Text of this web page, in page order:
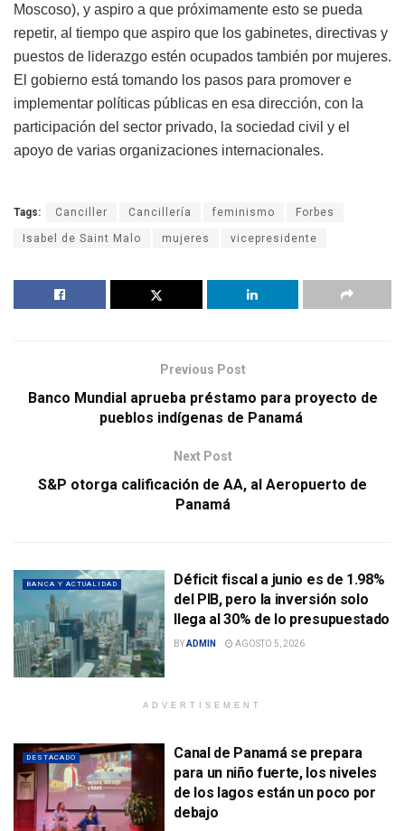
Moscoso), y aspiro a que próximamente esto se pueda
repetir, al tiempo que aspiro que los gabinetes, directivas y
puestos de liderazgo estén ocupados también por mujeres.
El gobierno está tomando los pasos para promover e
implementar políticas públicas en esa dirección, con la
participación del sector privado, la sociedad civil y el
apoyo de varias organizaciones internacionales.
Tags: Canciller Cancillería feminismo Forbes
Isabel de Saint Malo mujeres vicepresidente
Previous Post
Banco Mundial aprueba préstamo para proyecto de
pueblos indígenas de Panamá
Next Post
S&P otorga calificación de AA, al Aeropuerto de
Panamá
BANCA Y ACTUALIDAD
Déficit fiscal a junio es de 1.98%
del PIB, pero la inversión solo
llega al 30% de lo presupuestado
BYADMIN AGOSTO 5, 2026
ADVERTISEMENT
DESTACADO
Canal de Panamá se prepara
para un niño fuerte, los niveles
de los lagos están un poco por
debajo